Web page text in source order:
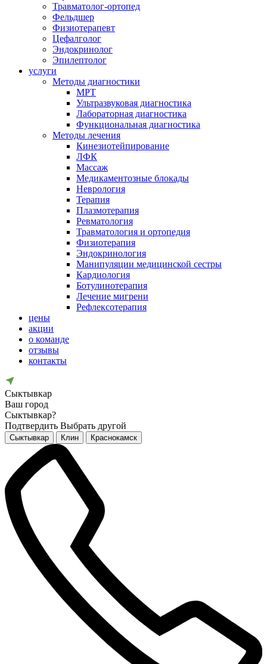
Травматолог-ортопед
Фельдшер
Физиотерапевт
Цефалголог
Эндокринолог
Эпилептолог
услуги
Методы диагностики
МРТ
Ультразвуковая диагностика
Лабораторная диагностика
Функциональная диагностика
Методы лечения
Кинезиотейпирование
ЛФК
Массаж
Медикаментозные блокады
Неврология
Терапия
Плазмотерапия
Ревматология
Травматология и ортопедия
Физиотерапия
Эндокринология
Манипуляции медицинской сестры
Кардиология
Ботулинотерапия
Лечение мигрени
Рефлексотерапия
цены
акции
о команде
отзывы
контакты
Сыктывкар
Ваш город
Сыктывкар?
Подтвердить Выбрать другой
Сыктывкар Клин Краснокамск